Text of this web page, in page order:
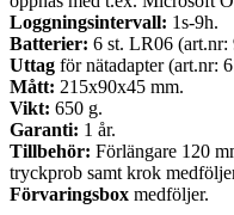
Loggningsintervall: 1s-9h.
Batterier: 6 st. LR06 (art.nr:
Uttag för nätadapter (art.nr:
Mått: 215x90x45 mm.
Vikt: 650 g.
Garanti: 1 år.
Tillbehör: Förlängare 120
tryckprob samt krok
Förvaringsbox medföljer.